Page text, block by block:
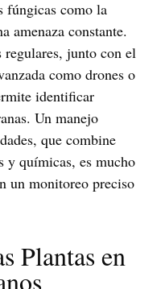
fúngicas como la
amenaza constante.
regulares, junto con el
como drones o
identificar
Un manejo
que combine
y químicas, es mucho
un monitoreo preciso
Plantas en